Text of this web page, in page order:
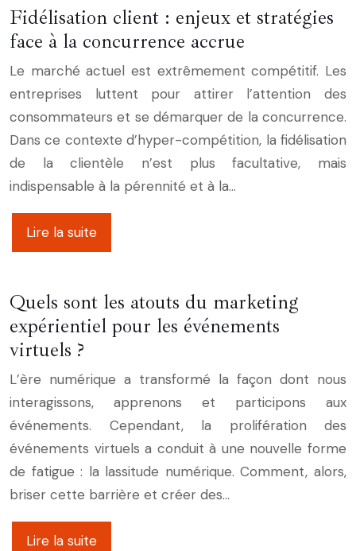
Fidélisation client : enjeux et stratégies
face à la concurrence accrue
Le marché actuel est extrêmement compétitif. Les
entreprises luttent pour attirer l’attention des
consommateurs et se démarquer de la concurrence.
Dans ce contexte d’hyper-compétition, la fidélisation
de la clientèle n’est plus facultative, mais
indispensable à la pérennité et à la…
Lire la suite
Quels sont les atouts du marketing
expérientiel pour les événements
virtuels ?
L’ère numérique a transformé la façon dont nous
interagissons, apprenons et participons aux
événements. Cependant, la prolifération des
événements virtuels a conduit à une nouvelle forme
de fatigue : la lassitude numérique. Comment, alors,
briser cette barrière et créer des…
Lire la suite